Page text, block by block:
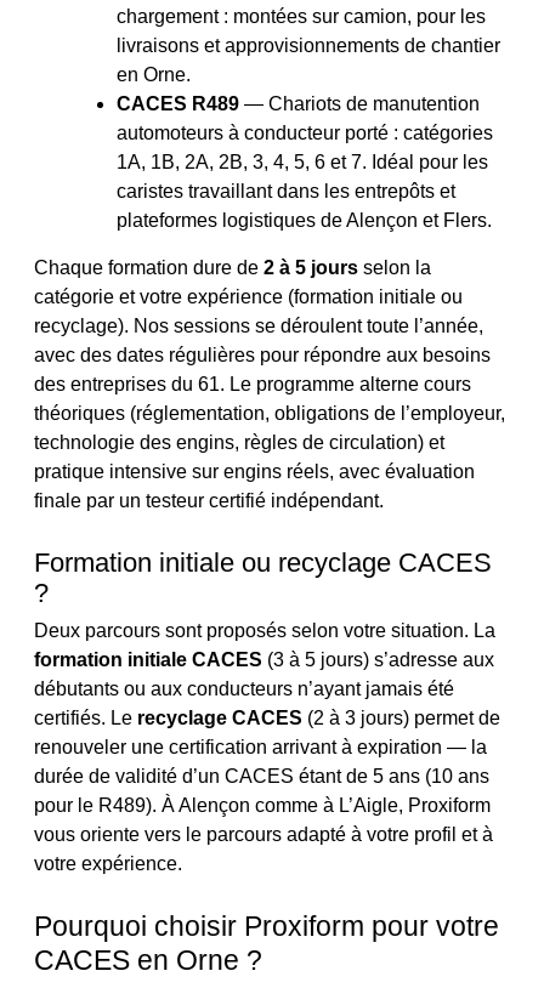
chargement : montées sur camion, pour les
livraisons et approvisionnements de chantier
en Orne.
CACES R489 — Chariots de manutention
automoteurs à conducteur porté : catégories
1A, 1B, 2A, 2B, 3, 4, 5, 6 et 7. Idéal pour les
caristes travaillant dans les entrepôts et
plateformes logistiques de Alençon et Flers.
Chaque formation dure de 2 à 5 jours selon la
catégorie et votre expérience (formation initiale ou
recyclage). Nos sessions se déroulent toute l’année,
avec des dates régulières pour répondre aux besoins
des entreprises du 61. Le programme alterne cours
théoriques (réglementation, obligations de l’employeur,
technologie des engins, règles de circulation) et
pratique intensive sur engins réels, avec évaluation
finale par un testeur certifié indépendant.
Formation initiale ou recyclage CACES
?
Deux parcours sont proposés selon votre situation. La
formation initiale CACES (3 à 5 jours) s’adresse aux
débutants ou aux conducteurs n’ayant jamais été
certifiés. Le recyclage CACES (2 à 3 jours) permet de
renouveler une certification arrivant à expiration — la
durée de validité d’un CACES étant de 5 ans (10 ans
pour le R489). À Alençon comme à L’Aigle, Proxiform
vous oriente vers le parcours adapté à votre profil et à
votre expérience.
Pourquoi choisir Proxiform pour votre
CACES en Orne ?